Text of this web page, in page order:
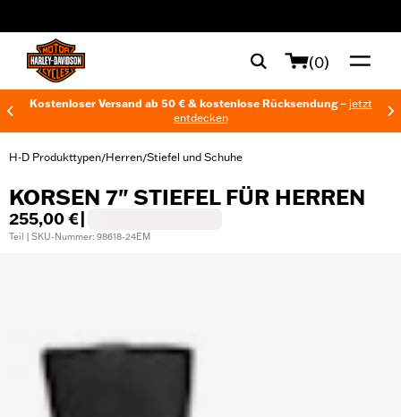
(0)
Kostenloser Versand ab 50 € & kostenlose Rücksendung – jetzt
entdecken
H-D Produkttypen/Herren/Stiefel und Schuhe
KORSEN 7" STIEFEL FÜR HERREN
255,00 €
Teil | SKU-Nummer: 98618-24EM